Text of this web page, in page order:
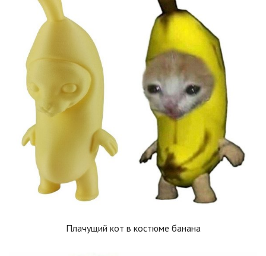
Плачущий кот в костюме банана